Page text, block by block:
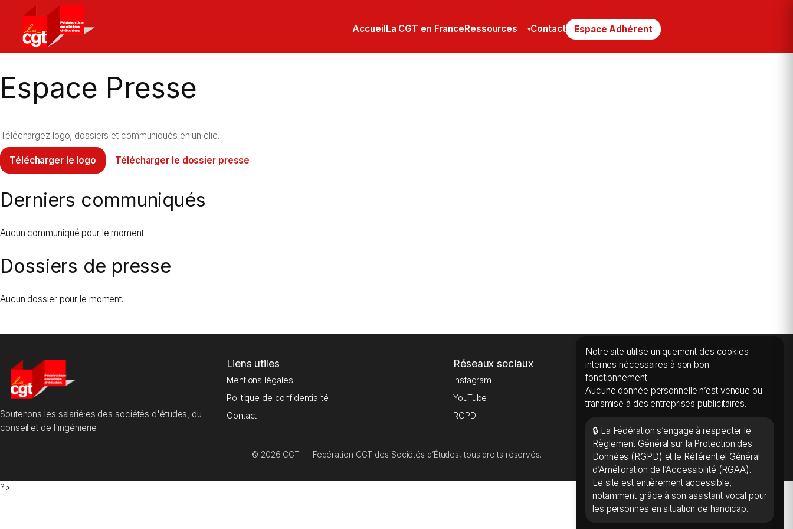
Retour
d’accueil
Accueil La CGT en France Ressources Contact Espace Adhérent
Espace Presse
Téléchargez logo, dossiers et communiqués en un clic.
Télécharger le logo Télécharger le dossier presse
Derniers communiqués
Aucun communiqué pour le moment.
Dossiers de presse
Aucun dossier pour le moment.
Soutenons les salarié·es des sociétés d'études, du
conseil et de l'ingénierie.
Liens utiles
Mentions légales
Politique de confidentialité
Contact
Réseaux sociaux
Instagram
YouTube
RGPD
© 2026 CGT — Fédération CGT des Sociétés d’Études, tous droits réservés.
?>
Notre site utilise uniquement des cookies
internes nécessaires à son bon
fonctionnement.
Aucune donnée personnelle n’est vendue ou
transmise à des entreprises publicitaires.
🔒 La Fédération s’engage à respecter le
Règlement Général sur la Protection des
Données (RGPD) et le Référentiel Général
d’Amélioration de l’Accessibilité (RGAA).
Le site est entièrement accessible,
notamment grâce à son assistant vocal pour
les personnes en situation de handicap.